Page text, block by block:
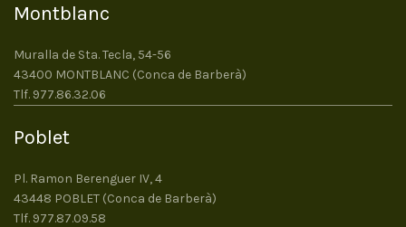
Montblanc
Muralla de Sta. Tecla, 54-56
43400 MONTBLANC (Conca de Barberà)
Tlf. 977.86.32.06
Poblet
Pl. Ramon Berenguer IV, 4
43448 POBLET (Conca de Barberà)
Tlf. 977.87.09.58